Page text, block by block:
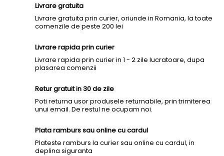
Livrare gratuita
Livrare gratuita prin curier, oriunde in Romania, la toate
comenzile de peste 200 lei
Livrare rapida prin curier
Livrare rapida prin curier in 1 - 2 zile lucratoare, dupa
plasarea comenzii
Retur gratuit in 30 de zile
Poti returna usor produsele returnabile, prin trimiterea
unui email. De restul ne ocupam noi.
Plata ramburs sau online cu cardul
Plateste ramburs la curier sau online cu cardul, in
deplina siguranta